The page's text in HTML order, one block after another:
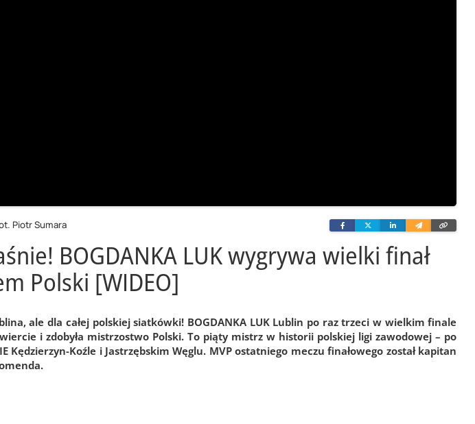
Piotr Sumara FacebookTwitterLinkedinWyślij
e-
link
BOGDANKA LUK wygrywa wielki finał
Polski [WIDEO]
ale dla całej polskiej siatkówki! BOGDANKA LUK Lublin po raz trzeci w wielkim finale
i zdobyła mistrzostwo Polski. To piąty mistrz w historii polskiej ligi zawodowej – po
Kędzierzyn-Koźle i Jastrzębskim Węglu. MVP ostatniego meczu finałowego został kapitan